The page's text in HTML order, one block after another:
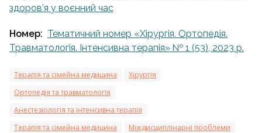
здоров’я у воєнний час
Номер: Тематичний номер «Хірургія. Ортопедія.
Травматологія. Інтенсивна терапія» № 1 (53), 2023 р.
Терапія та сімейна медицина
Хірургія
Ортопедія та травматологія
Анестезіологія та інтенсивна терапія
Терапія та сімейна медицина
Міждисциплінарні проблеми